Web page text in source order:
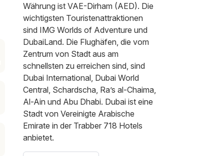
Währung ist VAE-Dirham (AED). Die
wichtigsten Touristenattraktionen
sind IMG Worlds of Adventure und
DubaiLand. Die Flughäfen, die vom
Zentrum von Stadt aus am
schnellsten zu erreichen sind, sind
Dubai International, Dubai World
Central, Schardscha, Ra’s al-Chaima,
Al-Ain und Abu Dhabi. Dubai ist eine
Stadt von Vereinigte Arabische
Emirate in der Trabber 718 Hotels
anbietet.